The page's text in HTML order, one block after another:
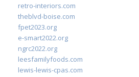
retro-interiors.com
theblvd-boise.com
fpet2023.org
e-smart2022.org
ngrc2022.org
leesfamilyfoods.com
lewis-lewis-cpas.com